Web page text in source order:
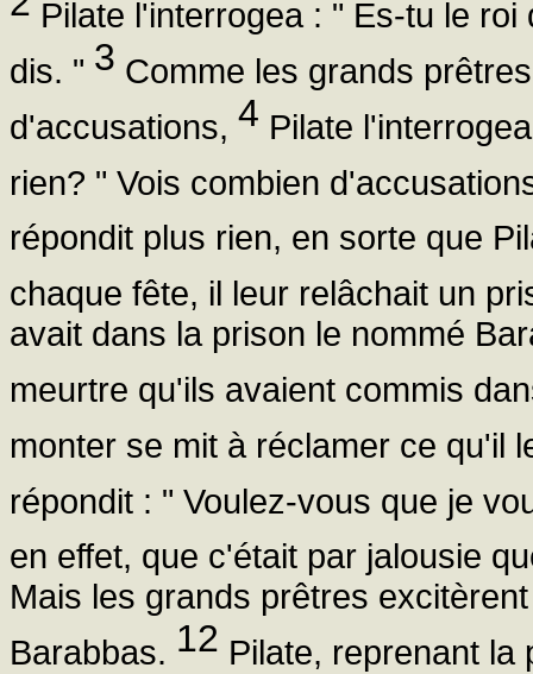
Pilate l'interrogea : " Es-tu le
dis. " 3 Comme les grands
d'accusations, 4 Pilate
rien? " Vois combien
répondit plus rien, en sorte que
chaque fête, il leur relâchait un
avait dans la prison le nommé
meurtre qu'ils avaient commis
monter se mit à réclamer ce qu'il
répondit : " Voulez-vous que je
en effet, que c'était par jalousie
Mais les grands prêtres
Barabbas. 12 Pilate, reprenant la